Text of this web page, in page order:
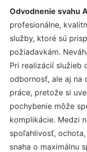
Odvodnenie svahu
profesionálne,
služby, ktoré sú
požiadavkám.
Pri realizácií služieb
odbornosť, ale aj na
práce, pretože si
pochybenie môže
komplikácie. Medzi
spoľahlivosť,
snaha o maximálnu